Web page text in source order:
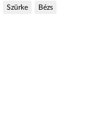
Szürke Bézs